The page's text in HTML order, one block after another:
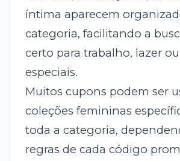
íntima aparecem
categoria, facilitando a
certo para trabalho, lazer
especiais.
Muitos cupons podem ser
coleções femininas
toda a categoria,
regras de cada código